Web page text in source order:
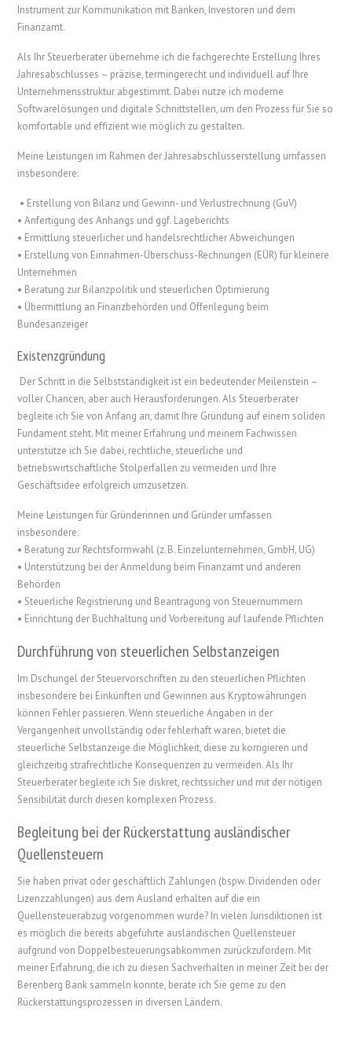
Instrument zur Kommunikation mit Banken, Investoren und dem
Finanzamt.
Als Ihr Steuerberater übernehme ich die fachgerechte Erstellung Ihres
Jahresabschlusses – präzise, termingerecht und individuell auf Ihre
Unternehmensstruktur abgestimmt. Dabei nutze ich moderne
Softwarelösungen und digitale Schnittstellen, um den Prozess für Sie so
komfortable und effizient wie möglich zu gestalten.
Meine Leistungen im Rahmen der Jahresabschlusserstellung umfassen
insbesondere:
• Erstellung von Bilanz und Gewinn- und Verlustrechnung (GuV)
• Anfertigung des Anhangs und ggf. Lageberichts
• Ermittlung steuerlicher und handelsrechtlicher Abweichungen
• Erstellung von Einnahmen-Überschuss-Rechnungen (EÜR) für kleinere
Unternehmen
• Beratung zur Bilanzpolitik und steuerlichen Optimierung
• Übermittlung an Finanzbehörden und Offenlegung beim
Bundesanzeiger
Existenzgründung
Der Schritt in die Selbstständigkeit ist ein bedeutender Meilenstein –
voller Chancen, aber auch Herausforderungen. Als Steuerberater
begleite ich Sie von Anfang an, damit Ihre Gründung auf einem soliden
Fundament steht. Mit meiner Erfahrung und meinem Fachwissen
unterstütze ich Sie dabei, rechtliche, steuerliche und
betriebswirtschaftliche Stolperfallen zu vermeiden und Ihre
Geschäftsidee erfolgreich umzusetzen.
Meine Leistungen für Gründerinnen und Gründer umfassen
insbesondere:
• Beratung zur Rechtsformwahl (z. B. Einzelunternehmen, GmbH, UG)
• Unterstützung bei der Anmeldung beim Finanzamt und anderen
Behörden
• Steuerliche Registrierung und Beantragung von Steuernummern
• Einrichtung der Buchhaltung und Vorbereitung auf laufende Pflichten
Durchführung von steuerlichen Selbstanzeigen
Im Dschungel der Steuervorschriften zu den steuerlichen Pflichten
insbesondere bei Einkünften und Gewinnen aus Kryptowährungen
können Fehler passieren. Wenn steuerliche Angaben in der
Vergangenheit unvollständig oder fehlerhaft waren, bietet die
steuerliche Selbstanzeige die Möglichkeit, diese zu korrigieren und
gleichzeitig strafrechtliche Konsequenzen zu vermeiden. Als Ihr
Steuerberater begleite ich Sie diskret, rechtssicher und mit der nötigen
Sensibilität durch diesen komplexen Prozess.
Begleitung bei der Rückerstattung ausländischer
Quellensteuern
Sie haben privat oder geschäftlich Zahlungen (bspw. Dividenden oder
Lizenzzahlungen) aus dem Ausland erhalten auf die ein
Quellensteuerabzug vorgenommen wurde? In vielen Jurisdiktionen ist
es möglich die bereits abgeführte ausländischen Quellensteuer
aufgrund von Doppelbesteuerungsabkommen zurückzufordern. Mit
meiner Erfahrung, die ich zu diesen Sachverhalten in meiner Zeit bei der
Berenberg Bank sammeln konnte, berate ich Sie gerne zu den
Rückerstattungsprozessen in diversen Ländern.